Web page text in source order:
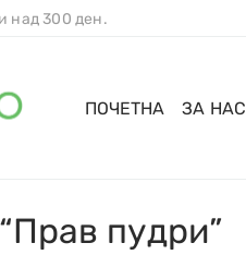
над 300 ден.
ПОЧЕТНА ЗА НАС
пудри”